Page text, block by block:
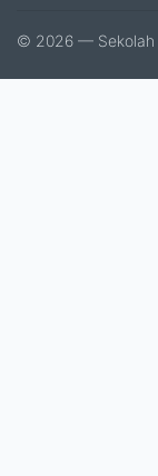
© 2026 — Sekolah